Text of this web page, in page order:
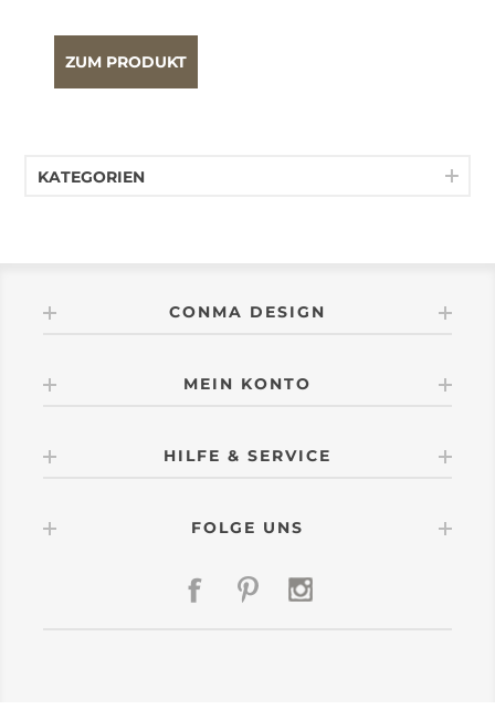
ZUM PRODUKT
KATEGORIEN
CONMA DESIGN
MEIN KONTO
HILFE & SERVICE
FOLGE UNS